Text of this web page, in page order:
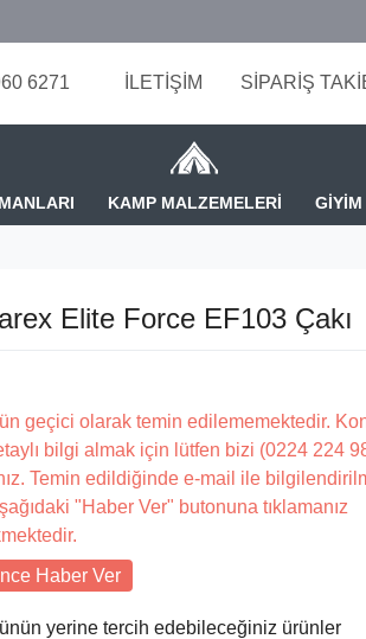
6271 İLETİŞİM SİPARİŞ
KAMP MALZEMELERİ
Elite Force EF103 Çakı
geçici olarak temin edilememektedir.
bilgi almak için lütfen bizi (0224 224
Temin edildiğinde e-mail ile
"Haber Ver" butonuna tıklamanız
Haber Ver
yerine tercih edebileceğiniz ürünler